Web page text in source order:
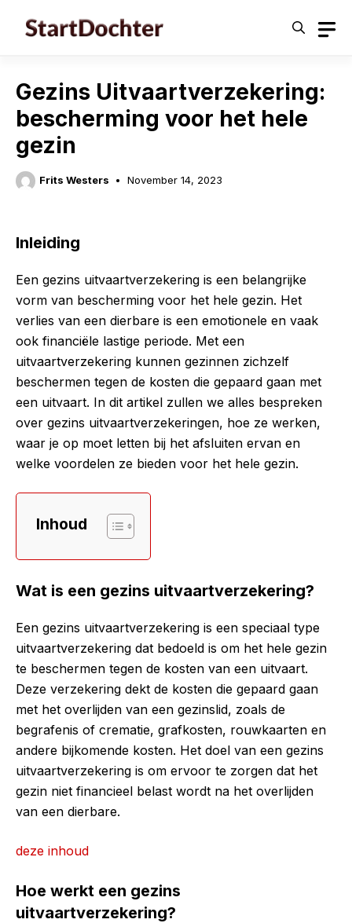
Gezins Uitvaartverzekering:
bescherming voor het hele
gezin
Frits Westers November 14, 2023
Inleiding
Een gezins uitvaartverzekering is een belangrijke
vorm van bescherming voor het hele gezin. Het
verlies van een dierbare is een emotionele en vaak
ook financiële lastige periode. Met een
uitvaartverzekering kunnen gezinnen zichzelf
beschermen tegen de kosten die gepaard gaan met
een uitvaart. In dit artikel zullen we alles bespreken
over gezins uitvaartverzekeringen, hoe ze werken,
waar je op moet letten bij het afsluiten ervan en
welke voordelen ze bieden voor het hele gezin.
Inhoud
Wat is een gezins uitvaartverzekering?
Een gezins uitvaartverzekering is een speciaal type
uitvaartverzekering dat bedoeld is om het hele gezin
te beschermen tegen de kosten van een uitvaart.
Deze verzekering dekt de kosten die gepaard gaan
met het overlijden van een gezinslid, zoals de
begrafenis of crematie, grafkosten, rouwkaarten en
andere bijkomende kosten. Het doel van een gezins
uitvaartverzekering is om ervoor te zorgen dat het
gezin niet financieel belast wordt na het overlijden
van een dierbare.
deze inhoud
Hoe werkt een gezins
uitvaartverzekering?